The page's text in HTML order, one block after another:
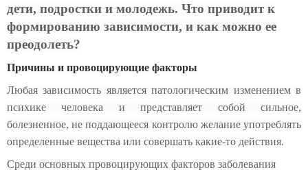
дети, подростки и молодежь. Что приводит к
формированию зависимости, и как можно ее
преодолеть?
Причины и провоцирующие факторы
Любая зависимость является патологическим изменением в
психике человека и представляет собой сильное,
болезненное, не поддающееся контролю желание употреблять
определенные вещества или совершать какие-то действия.
Среди основных провоцирующих факторов заболевания